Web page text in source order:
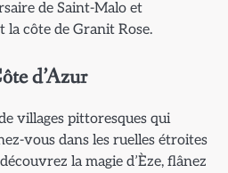
de Saint-Malo et
côte de Granit Rose.
d’Azur
villages pittoresques qui
vous dans les ruelles étroites
la magie d’Èze, flânez